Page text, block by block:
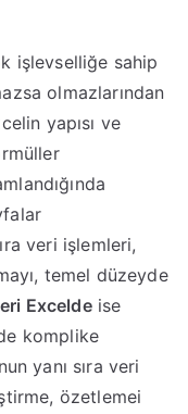
işlevselliğe sahip
olmazlarından
yapısı ve
veri işlemleri,
temel düzeyde
Exceldeise
komplike
yanı sıra veri
özetlemei